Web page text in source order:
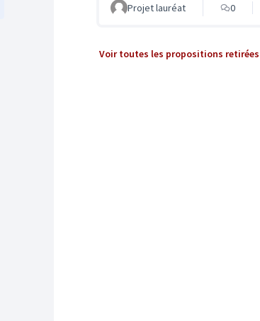
Projet lauréat 0
Voir toutes les propositions retirées